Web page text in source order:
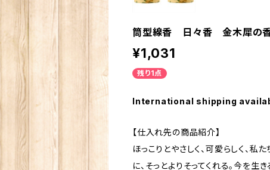
筒型線香 日々香 金木犀の香
¥1,031
残り1点
International shipping
【仕入れ先の商品紹介】
ほっこりとやさしく、可愛らしく、
に、そっとよりそってくれる。今を生